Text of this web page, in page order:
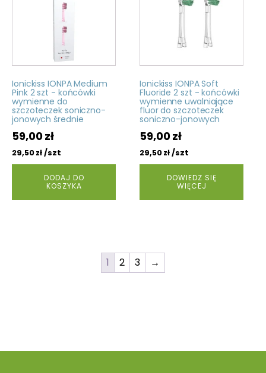
Ionickiss IONPA Medium
Pink 2 szt - końcówki
wymienne do
szczoteczek soniczno-
jonowych średnie
59,00zł
29,50zł/szt
DODAJ DO
KOSZYKA
Ionickiss IONPA Soft
Fluoride 2 szt - końcówki
wymienne uwalniające
fluor do szczoteczek
soniczno-jonowych
59,00zł
29,50zł/szt
DOWIEDZ SIĘ
WIĘCEJ
1 2 3 →